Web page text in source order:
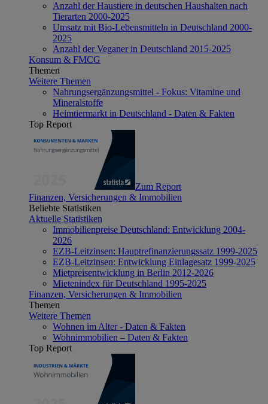
Anzahl der Haustiere in deutschen Haushalten nach
Tierarten 2000-2025
Umsatz mit Bio-Lebensmitteln in Deutschland 2000-
2025
Anzahl der Veganer in Deutschland 2015-2025
Konsum & FMCG
Themen
Weitere Themen
Nahrungsergänzungsmittel - Fokus: Vitamine und
Mineralstoffe
Heimtiermarkt in Deutschland - Daten & Fakten
Top Report
Zum Report
Finanzen, Versicherungen & Immobilien
Beliebte Statistiken
Aktuelle Statistiken
Immobilienpreise Deutschland: Entwicklung 2004-
2026
EZB-Leitzinsen: Hauptrefinanzierungssatz 1999-2025
EZB-Leitzinsen: Entwicklung Einlagesatz 1999-2025
Mietpreisentwicklung in Berlin 2012-2026
Mietenindex für Deutschland 1995-2025
Finanzen, Versicherungen & Immobilien
Themen
Weitere Themen
Wohnen im Alter - Daten & Fakten
Wohnimmobilien – Daten & Fakten
Top Report